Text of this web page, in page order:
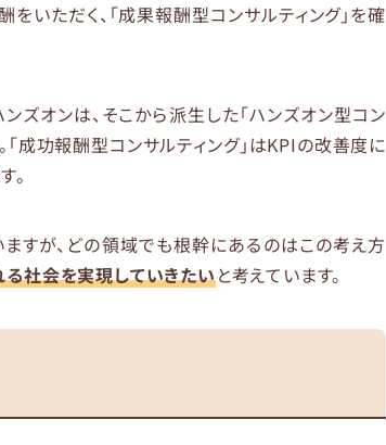
いただく、「成果報酬型コンサルティング」を確
ズオンは、そこから派生した「ハンズオン型コン
「成功報酬型コンサルティング」はKPIの改善度に
。
すが、どの領域でも根幹にあるのはこの考え方
社会を実現していきたいと考えています。